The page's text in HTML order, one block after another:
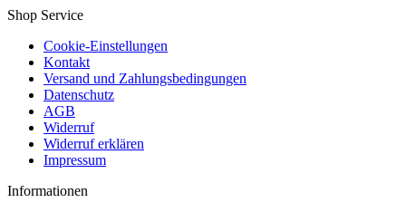
Shop Service
Cookie-Einstellungen
Kontakt
Versand und Zahlungsbedingungen
Datenschutz
AGB
Widerruf
Widerruf erklären
Impressum
Informationen